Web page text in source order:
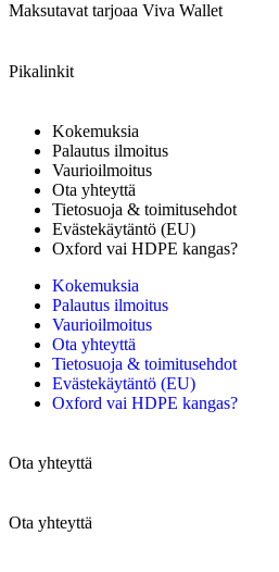
Maksutavat tarjoaa Viva Wallet
Pikalinkit
Kokemuksia
Palautus ilmoitus
Vaurioilmoitus
Ota yhteyttä
Tietosuoja & toimitusehdot
Evästekäytäntö (EU)
Oxford vai HDPE kangas?
Kokemuksia
Palautus ilmoitus
Vaurioilmoitus
Ota yhteyttä
Tietosuoja & toimitusehdot
Evästekäytäntö (EU)
Oxford vai HDPE kangas?
Ota yhteyttä
Ota yhteyttä